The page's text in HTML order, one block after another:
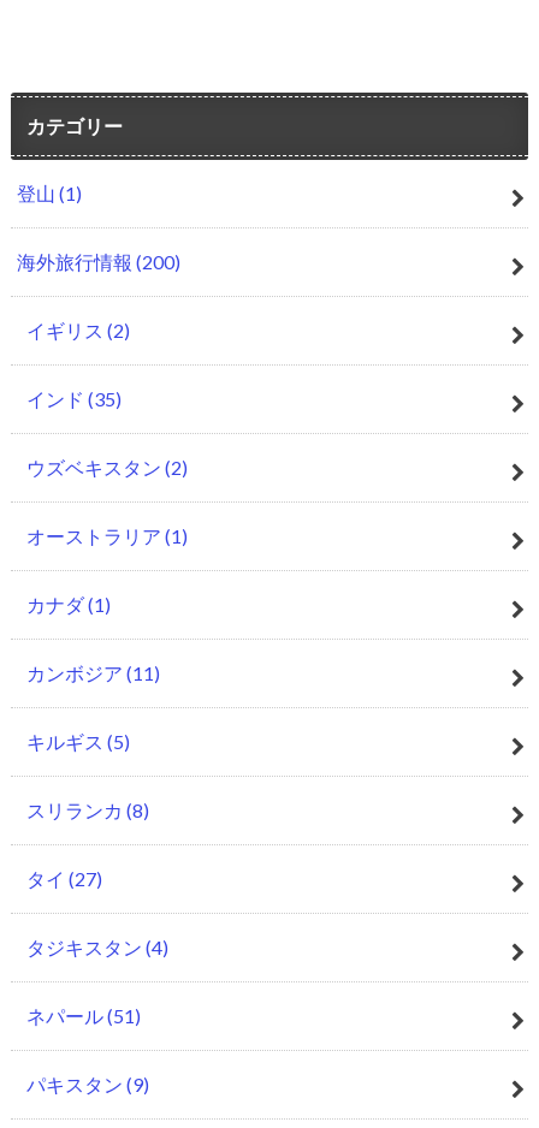
カテゴリー
登山 (1)
海外旅行情報 (200)
イギリス (2)
インド (35)
ウズベキスタン (2)
オーストラリア (1)
カナダ(1)
カンボジア (11)
キルギス (5)
スリランカ (8)
タイ (27)
タジキスタン (4)
ネパール(51)
パキスタン (9)